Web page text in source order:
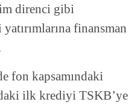
direnci gibi
finansman
fon kapsamındaki
ilk krediyi TSKB’ye